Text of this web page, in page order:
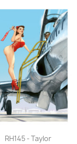
Aperçu rapide
RH145 - Taylor